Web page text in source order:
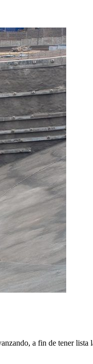
a fin de tener